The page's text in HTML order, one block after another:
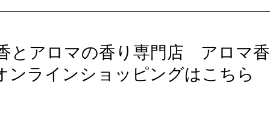
とアロマの香り専門店　アロマ
ンラインショッピングはこちら